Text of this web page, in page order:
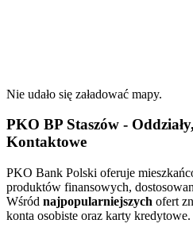
Nie udało się załadować mapy.
PKO BP Staszów -
Kontaktowe
PKO Bank Polski oferuje
produktów finansowych,
Wśród najpopularniejszych ofert
konta osobiste oraz karty kredytowe.